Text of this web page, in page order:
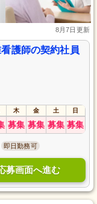
8月7日更新
護師の契約社員
木 金 土 日
募集 募集 募集 募集
即日勤務可
募画面へ進む